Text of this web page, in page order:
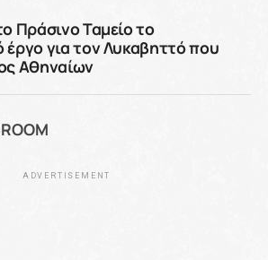
Πράσινο Ταμείο το
έργο για τον Λυκαβηττό που
Αθηναίων
ADVERTISEMENT